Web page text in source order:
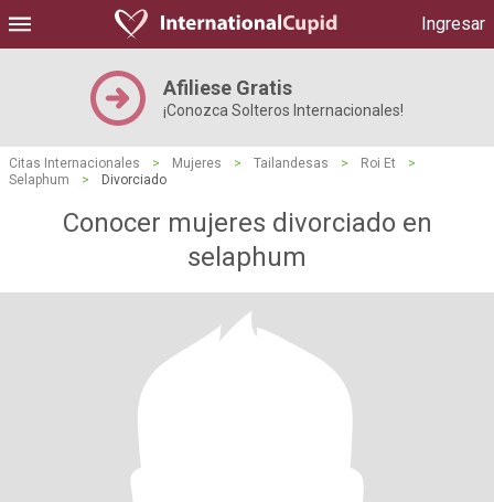
Ingresar
Afiliese Gratis
¡Conozca Solteros Internacionales!
Citas Internacionales > Mujeres > Tailandesas > Roi Et
>
Selaphum
> Divorciado
Conocer mujeres divorciado en
selaphum